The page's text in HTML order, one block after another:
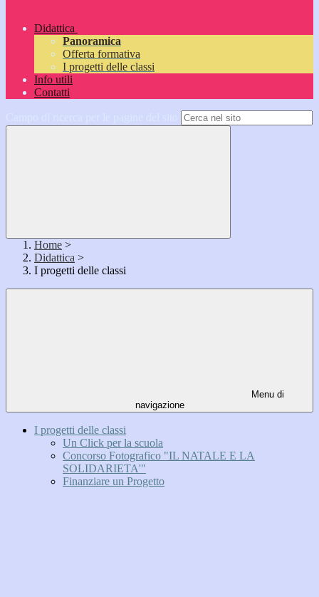
Didattica
Panoramica
Offerta formativa
I progetti delle classi
Info utili
Contatti
Home >
Didattica >
I progetti delle classi
Menu di
navigazione
I progetti delle classi
Un Click per la scuola
Concorso Fotografico "IL NATALE E LA
SOLIDARIETA'"
Finanziare un Progetto